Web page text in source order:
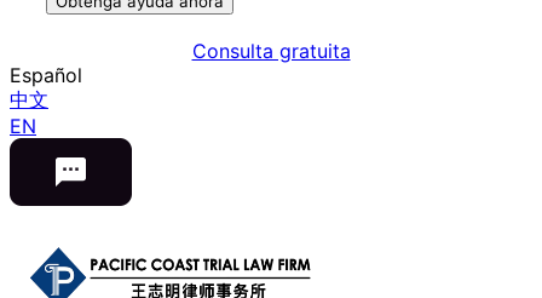
Consulta gratuita
Español
中文
EN